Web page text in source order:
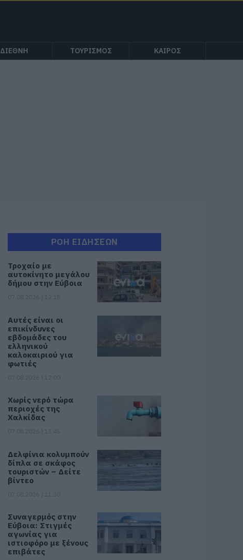
ΔΙΕΘΝΗ ΤΟΥΡΙΣΜΟΣ ΚΑΙΡΟΣ
ΡΟΗ ΕΙΔΗΣΕΩΝ
Τροχαίο με
αυτοκίνητο μεγάλου
δήμου στην Εύβοια
Αυτές είναι οι
επικίνδυνες
εβδομάδες του
ελληνικού
καλοκαιριού για
φωτιές
Χωρίς νερό τώρα
περιοχές της
Χαλκίδας
Δελφίνια κολυμπούν
δίπλα σε σκάφος
τουριστών – Δείτε
βίντεο
Συναγερμός στην
Εύβοια: Στιγμές
αγωνίας για
ιστιοφόρο με ξένους
επιβάτες